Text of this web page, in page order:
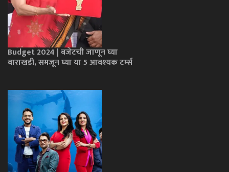
Budget 2024 | बजेटची जाणून घ्या
बाराखडी, समजून घ्या या 5 आवश्यक टर्म्स